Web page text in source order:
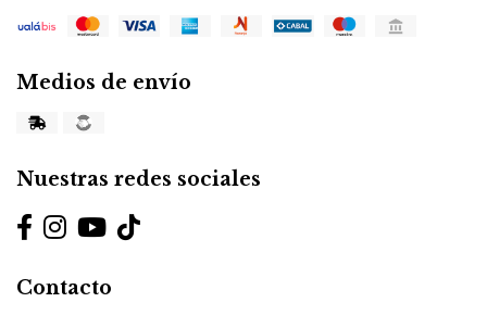
Medios de envío
Nuestras redes sociales
Contacto